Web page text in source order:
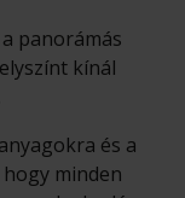
panorámás
kínál
és a
minden